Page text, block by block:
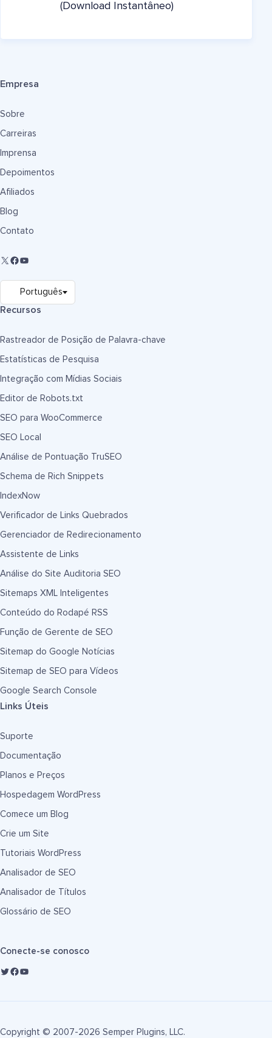
(Download Instantâneo)
Empresa
Sobre
Carreiras
Imprensa
Depoimentos
Afiliados
Blog
Contato
Recursos
Rastreador de Posição de Palavra-chave
Estatísticas de Pesquisa
Integração com Mídias Sociais
Editor de Robots.txt
SEO para WooCommerce
SEO Local
Análise de Pontuação TruSEO
Schema de Rich Snippets
IndexNow
Verificador de Links Quebrados
Gerenciador de Redirecionamento
Assistente de Links
Análise do Site Auditoria SEO
Sitemaps XML Inteligentes
Conteúdo do Rodapé RSS
Função de Gerente de SEO
Sitemap do Google Notícias
Sitemap de SEO para Vídeos
Google Search Console
Links Úteis
Suporte
Documentação
Planos e Preços
Hospedagem WordPress
Comece um Blog
Crie um Site
Tutoriais WordPress
Analisador de SEO
Analisador de Títulos
Glossário de SEO
Conecte-se conosco
Copyright © 2007-2026 Semper Plugins, LLC.